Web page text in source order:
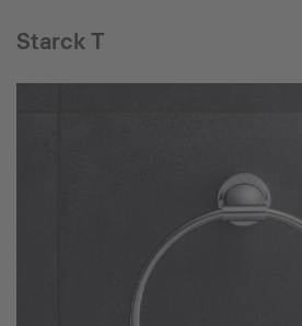
Starck T